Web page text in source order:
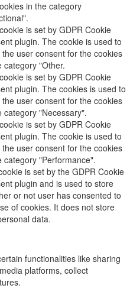
in the category
is set by GDPR Cookie
plugin. The cookie is used to
user consent for the cookies
category "Other.
is set by GDPR Cookie
plugin. The cookies is used to
user consent for the cookies
category "Necessary".
is set by GDPR Cookie
plugin. The cookie is used to
user consent for the cookies
category "Performance".
is set by the GDPR Cookie
plugin and is used to store
or not user has consented to
of cookies. It does not store
data.
functionalities like sharing
platforms, collect